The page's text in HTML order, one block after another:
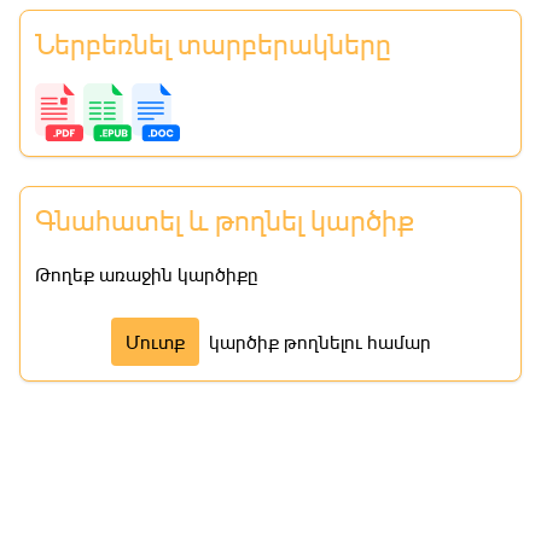
Ներբեռնել տարբերակները
Գնահատել և թողնել կարծիք
Թողեք առաջին կարծիքը
Մուտք կարծիք թողնելու համար